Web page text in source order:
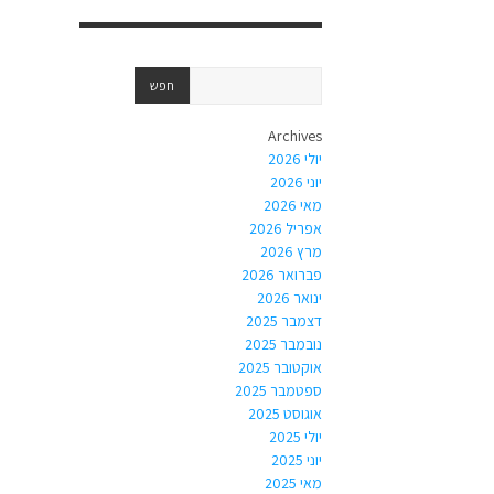
Archives
יולי 2026
יוני 2026
מאי 2026
אפריל 2026
מרץ 2026
פברואר 2026
ינואר 2026
דצמבר 2025
נובמבר 2025
אוקטובר 2025
ספטמבר 2025
אוגוסט 2025
יולי 2025
יוני 2025
מאי 2025